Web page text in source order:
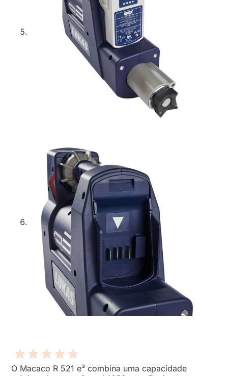
O Macaco R 521 e³ combina uma capacidade